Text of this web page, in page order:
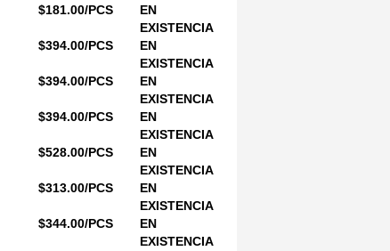
$181.00/PCS
EN
EXISTENCIA
$394.00/PCS
EN
EXISTENCIA
$394.00/PCS
EN
EXISTENCIA
$394.00/PCS
EN
EXISTENCIA
$528.00/PCS
EN
EXISTENCIA
$313.00/PCS
EN
EXISTENCIA
$344.00/PCS
EN
EXISTENCIA